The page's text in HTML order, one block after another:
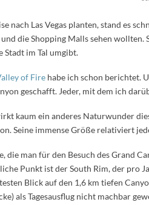
nach Las Vegas planten, stand es
und die Shopping Malls sehen
Stadt im Tal umgibt.
of Fire habe ich schon berichtet.
geschafft. Jeder, mit dem ich
kaum ein anderes Naturwunder
Seine immense Größe relativiert
die man für den Besuch des Grand
Punkt ist der South Rim, der pro
Blick auf den 1,6 km tiefen
als Tagesausflug nicht machbar